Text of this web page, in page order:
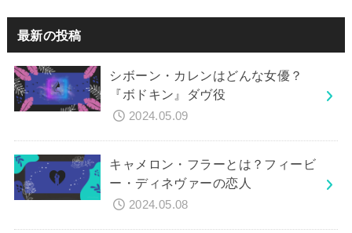
最新の投稿
シボーン・カレンはどんな女優？
『ボドキン』ダヴ役
2024.05.09
キャメロン・フラーとは？フィービ
ー・ディネヴァーの恋人
2024.05.08